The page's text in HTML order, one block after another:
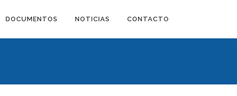
DOCUMENTOS NOTICIAS CONTACTO